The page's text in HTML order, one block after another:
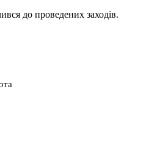
до проведених заходів.